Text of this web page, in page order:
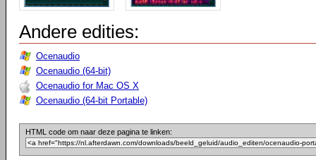
Andere edities:
Ocenaudio
Ocenaudio (64-bit)
Ocenaudio for Mac OS X
Ocenaudio (64-bit Portable)
HTML code om naar deze pagina te linken: